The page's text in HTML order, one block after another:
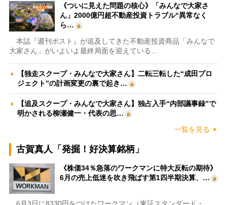
《ついに見えた問題の核心》「みんなで大家さ
ん」2000億円超不動産投資トラブル“異常なく
ら…
本誌『週刊ポスト』が追及してきた不動産投資商品「みんなで
大家さん」がいよいよ最終局面を迎えている…
【独走スクープ・みんなで大家さん】二転三転した“成田プロ
ジェクト”の計画変更の裏で起き…
【追及スクープ・みんなで大家さん】独占入手“内部議事録”で
明かされる柳瀬健一・代表の思…
一覧を見る
古賀真人「発掘！好決算銘柄」
《株価34％急落のワークマンに特大反転の期待》
6月の売上低迷を吹き飛ばす第1四半期決算、…